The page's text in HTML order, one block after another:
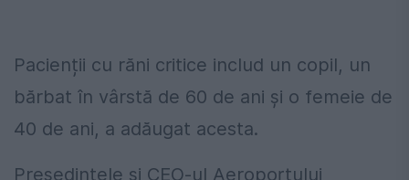
Pacienții cu răni critice includ un copil, un
bărbat în vârstă de 60 de ani și o femeie de
40 de ani, a adăugat acesta.
Președintele și CEO-ul Aeroportului